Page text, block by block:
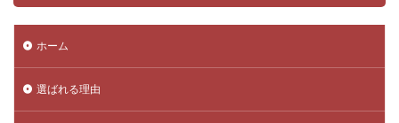
ホーム
選ばれる理由